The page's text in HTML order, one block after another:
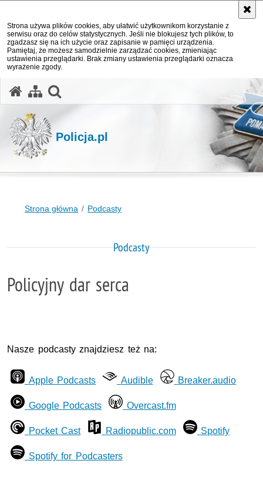
Strona używa plików cookies, aby ułatwić użytkownikom korzystanie z
serwisu oraz do celów statystycznych. Jeśli nie blokujesz tych plików, to
zgadzasz się na ich użycie oraz zapisanie w pamięci urządzenia.
Pamiętaj, że możesz samodzielnie zarządzać cookies, zmieniając
ustawienia przeglądarki. Brak zmiany ustawienia przeglądarki oznacza
wyrażenie zgody.
Policja.pl
Strona główna Podcasty
Podcasty
Policyjny dar serca
Nasze podcasty znajdziesz też na:
Apple Podcasts Audible Breaker.audio
Google Podcasts Overcast.fm
Pocket Cast Radiopublic.com Spotify
Spotify for Podcasters